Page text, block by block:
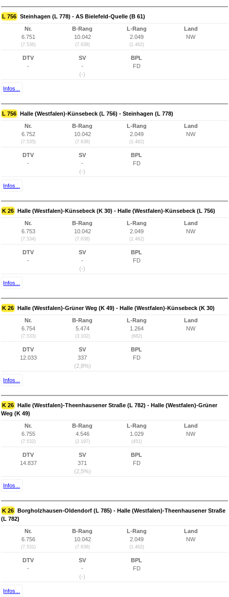
L 756 Steinhagen (L 778) - AS Bielefeld-Quelle (B 61)
Nr.
6.751
(7.536)
B-Rang
10.042
(7.638)
L-Rang
2.049
(1.462)
Land
NW
DTV
-
SV
-
(-)
BPL
FD
Infos...
L 756 Halle (Westfalen)-Künsebeck (L 756) - Steinhagen (L 778)
Nr.
6.752
(7.535)
B-Rang
10.042
(7.638)
L-Rang
2.049
(1.462)
Land
NW
DTV
-
SV
-
(-)
BPL
FD
Infos...
K 26 Halle (Westfalen)-Künsebeck (K 30) - Halle (Westfalen)-Künsebeck (L 756)
Nr.
6.753
(7.534)
B-Rang
10.042
(7.638)
L-Rang
2.049
(1.462)
Land
NW
DTV
-
SV
-
(-)
BPL
FD
Infos...
K 26 Halle (Westfalen)-Grüner Weg (K 49) - Halle (Westfalen)-Künsebeck (K 30)
Nr.
6.754
(7.533)
B-Rang
5.474
(3.102)
L-Rang
1.264
(682)
Land
NW
DTV
12.033
SV
337
(2,8%)
BPL
FD
Infos...
K 26 Halle (Westfalen)-Theenhausener Straße (L 782) - Halle (Westfalen)-Grüner
Weg (K 49)
Nr.
6.755
(7.532)
B-Rang
4.546
(2.197)
L-Rang
1.029
(451)
Land
NW
DTV
14.837
SV
371
(2,5%)
BPL
FD
Infos...
K 26 Borgholzhausen-Oldendorf (L 785) - Halle (Westfalen)-Theenhausener Straße
(L 782)
Nr.
6.756
(7.531)
B-Rang
10.042
(7.638)
L-Rang
2.049
(1.462)
Land
NW
DTV
-
SV
-
(-)
BPL
FD
Infos...